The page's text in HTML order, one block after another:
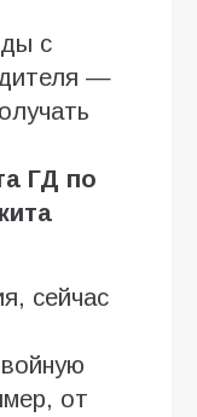
с
—
ГД по
сейчас
от